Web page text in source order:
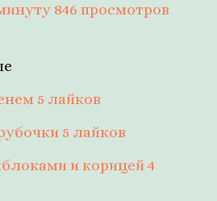
846 просмотров
5 лайков
5 лайков
и корицей4